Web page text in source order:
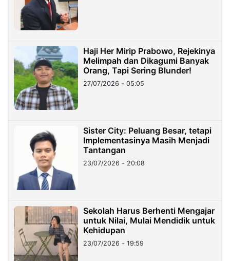
Haji Her Mirip Prabowo, Rejekinya
Melimpah dan Dikagumi Banyak
Orang, Tapi Sering Blunder!
27/07/2026 - 05:05
Sister City: Peluang Besar, tetapi
Implementasinya Masih Menjadi
Tantangan
23/07/2026 - 20:08
Sekolah Harus Berhenti Mengajar
untuk Nilai, Mulai Mendidik untuk
Kehidupan
23/07/2026 - 19:59